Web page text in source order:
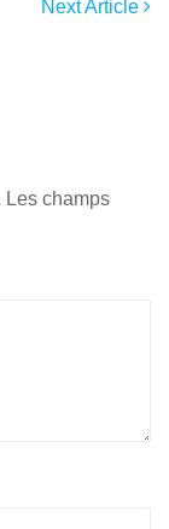
Next Article
Les champs